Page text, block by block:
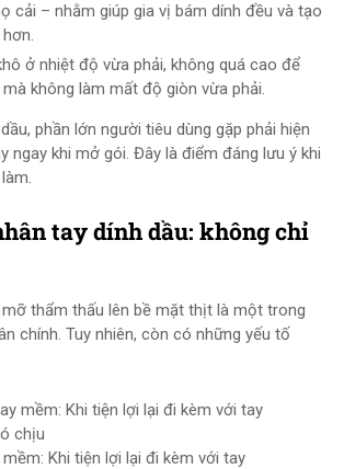
cải – nhằm giúp gia vị bám dính đều và tạo
ở nhiệt độ vừa phải, không quá cao để
không làm mất độ giòn vừa phải.
phần lớn người tiêu dùng gặp phải hiện
ngay khi mở gói. Đây là điểm đáng lưu ý khi
tay dính dầu: không chỉ
mỡ thẩm thấu lên bề mặt thịt là một trong
chính. Tuy nhiên, còn có những yếu tố
Khi tiện lợi lại đi kèm với tay